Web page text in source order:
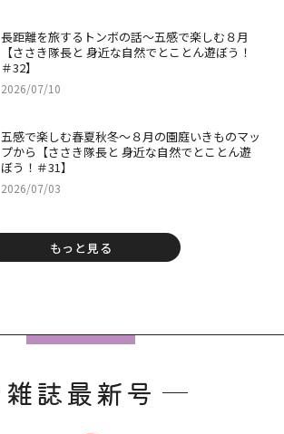
長距離を旅するトンボの話～五感で楽しむ８月
【ささき隊長と 身近な自然でとことん遊ぼう！
＃32】
2026/07/10
五感で楽しむ春夏秋冬～８月の園庭いきものマッ
プから【ささき隊長と 身近な自然でとことん遊
ぼう！＃31】
2026/07/03
もっと見る
雑誌最新号